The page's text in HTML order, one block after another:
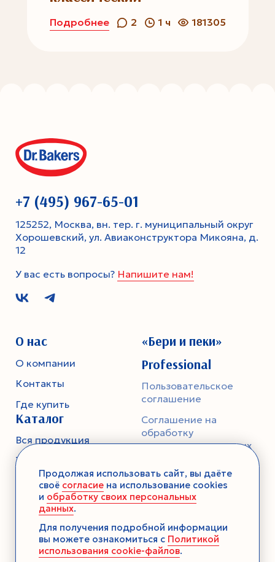
Подробнее 2 1 ч 181305
+7 (495) 967-65-01
125252, Москва, вн. тер. г. муниципальный округ
Хорошевский, ул. Авиаконструктора Микояна, д.
12
У вас есть вопросы? Напишите нам!
О нас
О компании
Контакты
Где купить
Каталог
Вся продукция
Тесто
Смеси-помощники
Ароматика
Десерты без выпечки
Консервация
«Бери и пеки»
Professional
Пользовательское
соглашение
Соглашение на
обработку
персональных данных
конфиденциальности
Продолжая использовать сайт, вы даёте
своё согласие на использование cookies
и обработку своих персональных
данных.
Для получения подробной информации
вы можете ознакомиться с Политикой
использования cookie-файлов.